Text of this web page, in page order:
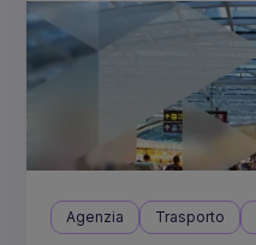
Agenzia Trasporto